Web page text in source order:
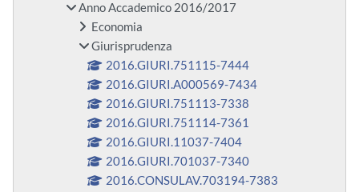
Anno Accademico 2016/2017
Economia
Giurisprudenza
2016.GIURI.751115-7444
2016.GIURI.A000569-7434
2016.GIURI.751113-7338
2016.GIURI.751114-7361
2016.GIURI.11037-7404
2016.GIURI.701037-7340
2016.CONSULAV.703194-7383